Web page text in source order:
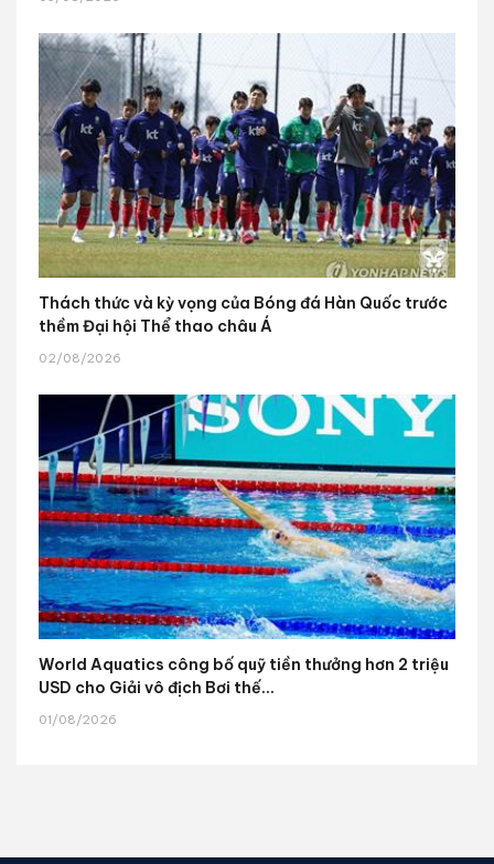
Thách thức và kỳ vọng của Bóng đá Hàn Quốc trước
thềm Đại hội Thể thao châu Á
02/08/2026
World Aquatics công bố quỹ tiền thưởng hơn 2 triệu
USD cho Giải vô địch Bơi thế...
01/08/2026